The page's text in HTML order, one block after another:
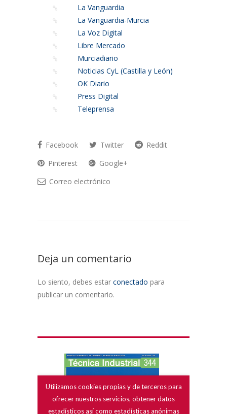
La Vanguardia
La Vanguardia-Murcia
La Voz Digital
Libre Mercado
Murciadiario
Noticias CyL (Castilla y León)
OK Diario
Press Digital
Teleprensa
Facebook Twitter
Reddit
Pinterest
Google+
Correo electrónico
Deja un comentario
Lo siento, debes estar conectado para
publicar un comentario.